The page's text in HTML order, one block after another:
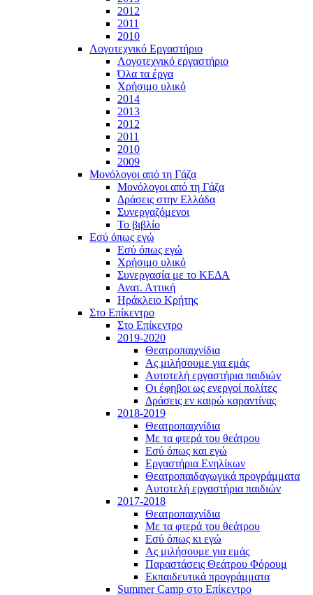
2012
2011
2010
Λογοτεχνικό Εργαστήριο
Λογοτεχνικό εργαστήριο
Όλα τα έργα
Χρήσιμο υλικό
2014
2013
2012
2011
2010
2009
Μονόλογοι από τη Γάζα
Μονόλογοι από τη Γάζα
Δράσεις στην Ελλάδα
Συνεργαζόμενοι
To βιβλίο
Εσύ όπως εγώ
Εσύ όπως εγώ
Χρήσιμο υλικό
Συνεργασία με το ΚΕΔΑ
Ανατ. Αττική
Ηράκλειο Κρήτης
Στο Επίκεντρο
Στο Επίκεντρο
2019-2020
Θεατροπαιχνίδια
Ας μιλήσουμε για εμάς
Αυτοτελή εργαστήρια παιδιών
Οι έφηβοι ως ενεργοί πολίτες
Δράσεις εν καιρώ καραντίνας
2018-2019
Θεατροπαιχνίδια
Με τα φτερά του θεάτρου
Εσύ όπως και εγώ
Εργαστήρια Ενηλίκων
Θεατροπαιδαγωγικά προγράμματα
Αυτοτελή εργαστήρια παιδιών
2017-2018
Θεατροπαιχνίδια
Με τα φτερά του θεάτρου
Εσύ όπως κι εγώ
Ας μιλήσουμε για εμάς
Παραστάσεις Θεάτρου Φόρουμ
Εκπαιδευτικά προγράμματα
Summer Camp στο Επίκεντρο